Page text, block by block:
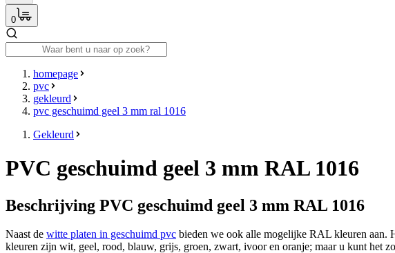
0
homepage
pvc
gekleurd
pvc geschuimd geel 3 mm ral 1016
Gekleurd
PVC geschuimd geel 3 mm RAL 1016
Beschrijving PVC geschuimd geel 3 mm RAL 1016
Naast de witte platen in geschuimd pvc bieden we ook alle mogelijke RAL kleuren aan.
kleuren zijn wit, geel, rood, blauw, grijs, groen, zwart, ivoor en oranje; maar u kunt het